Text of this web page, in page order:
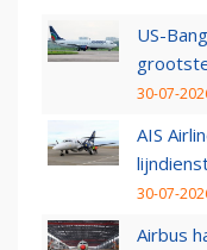
US-
30-07-
AIS
30-07-
Airbus